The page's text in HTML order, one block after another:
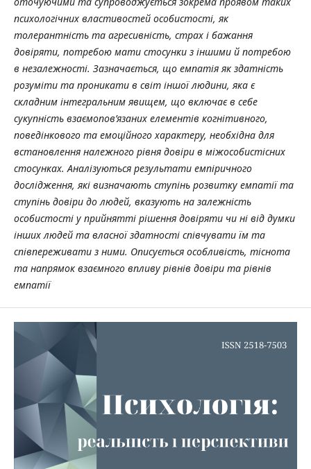
психологічних властивостей особистості, як
толерантність та агресивність, страх і бажання
довіряти, потребою мати стосунки з іншими й потребою
в незалежності. Зазначається, що емпатія як здатність
розуміти та проникати в світ іншої людини, яка є
складним інтегральним явищем, що включає в себе
сукупність взаємопов’язаних елементів когнітивного,
поведінкового та емоційного характеру, необхідна для
встановлення належного рівня довіри в міжособистісних
стосунках. Аналізуються результати емпіричного
дослідження, які визначають ступінь розвитку емпатії та
ступінь довіри до людей, вказують на залежність
особистості у прийнятті рішення довіряти чи ні від думки
інших людей та власної здатності співчувати їм та
співпереживати з ними. Описується особливість, тіснота
та напрямок взаємного впливу рівнів довіри та рівнів
емпатії